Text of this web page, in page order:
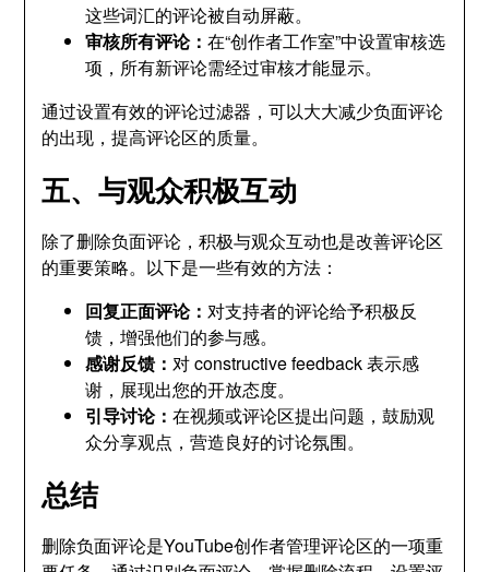
这些词汇的评论被自动屏蔽。
审核所有评论：在“创作者工作室”中设置审核选
项，所有新评论需经过审核才能显示。
通过设置有效的评论过滤器，可以大大减少负面评论
的出现，提高评论区的质量。
五、与观众积极互动
除了删除负面评论，积极与观众互动也是改善评论区
的重要策略。以下是一些有效的方法：
回复正面评论：对支持者的评论给予积极反
馈，增强他们的参与感。
感谢反馈：对 constructive feedback 表示感
谢，展现出您的开放态度。
引导讨论：在视频或评论区提出问题，鼓励观
众分享观点，营造良好的讨论氛围。
总结
删除负面评论是YouTube创作者管理评论区的一项重